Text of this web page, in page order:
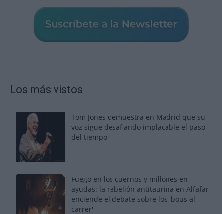
Los más vistos
Tom Jones demuestra en Madrid que su
voz sigue desafiando implacable el paso
del tiempo
Fuego en los cuernos y millones en
ayudas: la rebelión antitaurina en Alfafar
enciende el debate sobre los 'bous al
carrer'